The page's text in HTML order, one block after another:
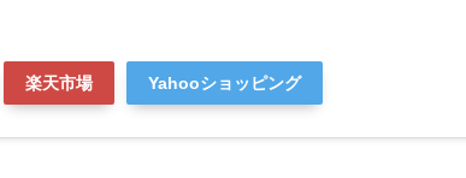
楽天市場 Yahooショッピング